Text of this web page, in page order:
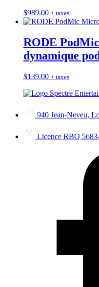
$989.00 + taxes
RODE
dynamique
$139.00 + taxes
940 Jean-Neveu,
Licence RBQ